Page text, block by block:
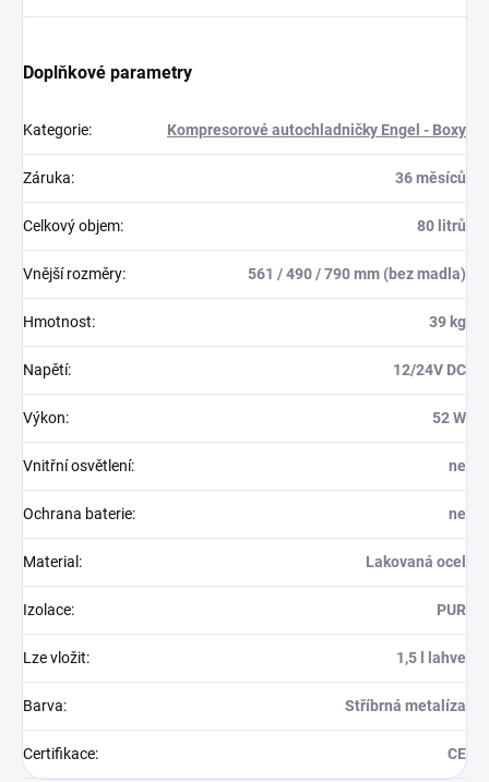
Doplňkové parametry
Kategorie: Kompresorové autochladničky Engel - Boxy
Záruka: 36 měsíců
Celkový objem: 80 litrů
Vnější rozměry: 561 / 490 / 790 mm (bez madla)
Hmotnost: 39 kg
Napětí: 12/24V DC
Výkon: 52 W
Vnitřní osvětlení: ne
Ochrana baterie: ne
Material : Lakovaná ocel
Izolace: PUR
Lze vložit: 1,5 l lahve
Barva: Stříbrná metalíza
Certifikace: CE